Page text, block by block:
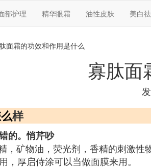
部护理 精华眼霜 油性皮肤 美白
面霜的功效和作用是什么
寡肽面
样
的。悄芹吵
，矿物油，荧光剂，香精的刺激
，厚启侍涂可以当做面膜来用。